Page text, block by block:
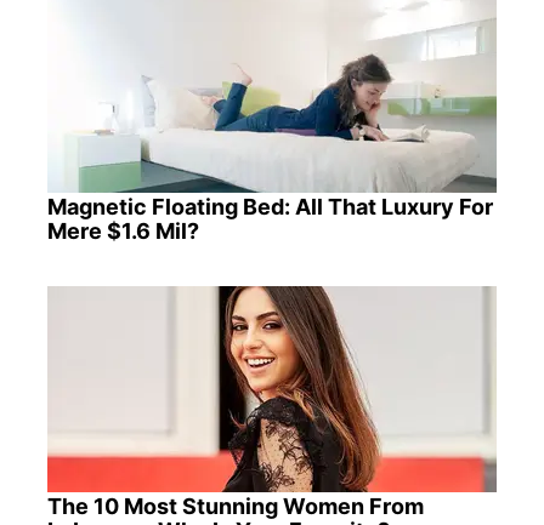
Magnetic Floating Bed: All That Luxury For
Mere $1.6 Mil?
The 10 Most Stunning Women From